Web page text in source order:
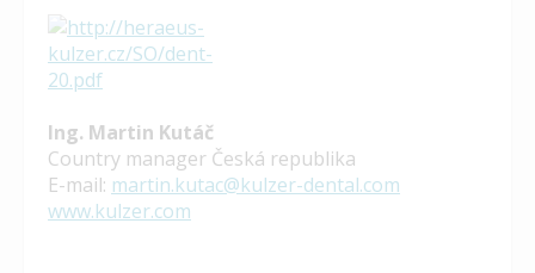
Ing. Martin Kutáč
Country manager Česká republika
E-mail: martin.kutac@kulzer-dental.com
www.kulzer.com